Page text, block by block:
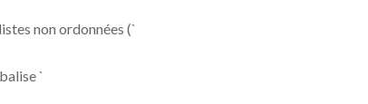
non ordonnées (`
`